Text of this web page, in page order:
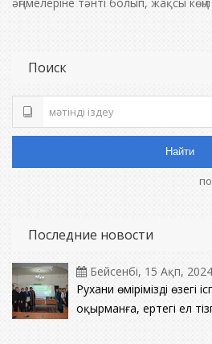
Поиск
Найти
Последние новости
Бейсенбі, 15 Ақп, 2024
Рухани өміріміздің
оқырманға, ертеңгі ел